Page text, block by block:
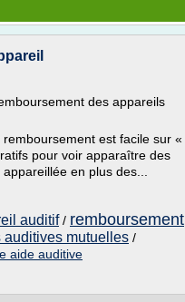
des appareils
est facile sur «
pour voir apparaître des
en plus des...
auditif/ remboursement
auditives mutuelles /
aide auditive